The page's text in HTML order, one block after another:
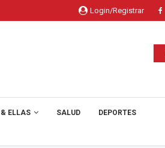
Login/Registrar
& ELLAS SALUD DEPORTES